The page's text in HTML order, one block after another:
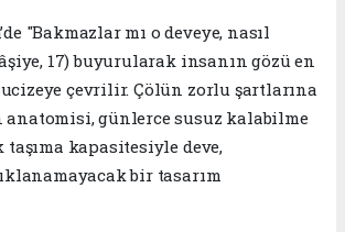
"Bakmazlar mı o deveye, nasıl
17) buyurularak insanın gözü en
çevrilir. Çölün zorlu şartlarına
anatomisi, günlerce susuz kalabilme
taşıma kapasitesiyle deve,
bir tasarım